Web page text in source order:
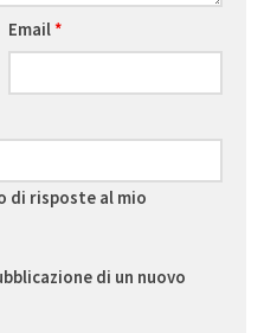
Email*
di risposte al mio
di un nuovo